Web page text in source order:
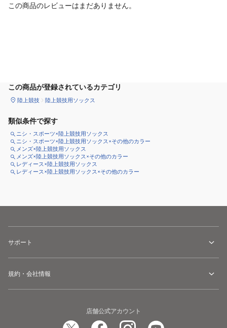
この商品のレビューはまだありません。
この商品が登録されているカテゴリ
陸上競技 陸上競技用ソックス
類似条件で探す
ニシ・スポーツ×陸上競技用ソックス
ニシ・スポーツ×陸上競技用ソックス×その他のカラー
メンズ×陸上競技用ソックス
メンズ×陸上競技用ソックス×その他のカラー
レディース×陸上競技用ソックス
レディース×陸上競技用ソックス×その他のカラー
サポート
規約・会社情報
店舗公式アカウント